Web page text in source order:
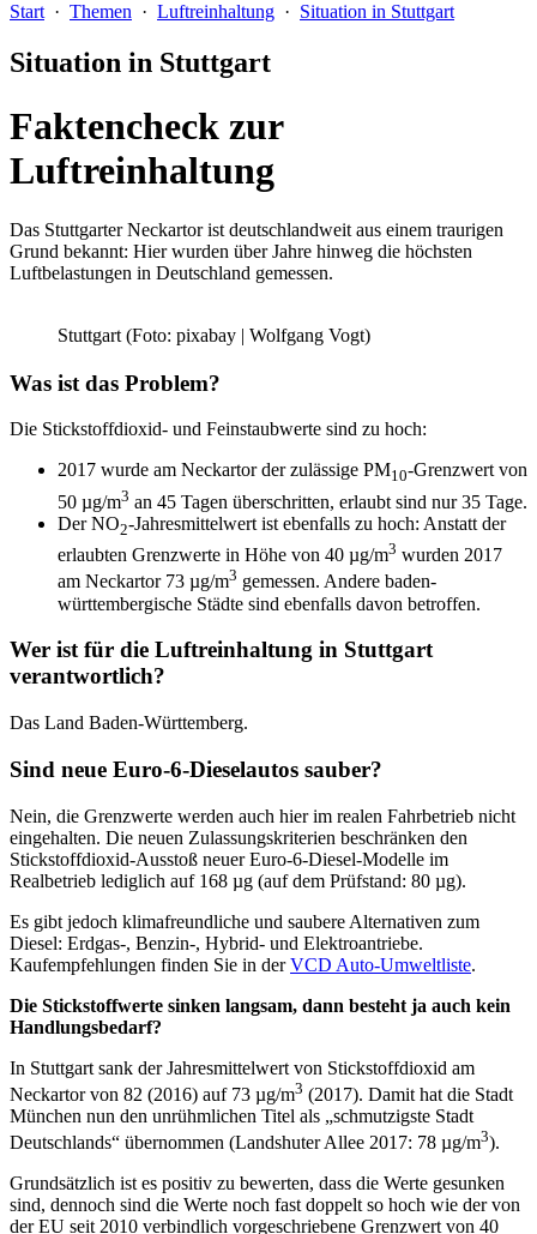
Start · Themen · Luftreinhaltung · Situation in Stuttgart
Situation in Stuttgart
Faktencheck zur
Luftreinhaltung
Das Stuttgarter Neckartor ist deutschlandweit aus einem traurigen
Grund bekannt: Hier wurden über Jahre hinweg die höchsten
Luftbelastungen in Deutschland gemessen.
Stuttgart (Foto: pixabay | Wolfgang Vogt)
Was ist das Problem?
Die Stickstoffdioxid- und Feinstaubwerte sind zu hoch:
2017 wurde am Neckartor der zulässige PM10-Grenzwert von
50 µg/m3 an 45 Tagen überschritten, erlaubt sind nur 35 Tage.
Der NO2-Jahresmittelwert ist ebenfalls zu hoch: Anstatt der
erlaubten Grenzwerte in Höhe von 40 µg/m3 wurden 2017
am Neckartor 73 µg/m3 gemessen. Andere baden-
württembergische Städte sind ebenfalls davon betroffen.
Wer ist für die Luftreinhaltung in Stuttgart
verantwortlich?
Das Land Baden-Württemberg.
Sind neue Euro-6-Dieselautos sauber?
Nein, die Grenzwerte werden auch hier im realen Fahrbetrieb nicht
eingehalten. Die neuen Zulassungskriterien beschränken den
Stickstoffdioxid-Ausstoß neuer Euro-6-Diesel-Modelle im
Realbetrieb lediglich auf 168 µg (auf dem Prüfstand: 80 µg).
Es gibt jedoch klimafreundliche und saubere Alternativen zum
Diesel: Erdgas-, Benzin-, Hybrid- und Elektroantriebe.
Kaufempfehlungen finden Sie in derVCD Auto-Umweltliste.
Die Stickstoffwerte sinken langsam, dann besteht ja auch kein
Handlungsbedarf?
In Stuttgart sank der Jahresmittelwert von Stickstoffdioxid am
Neckartor von 82 (2016) auf 73 µg/m3 (2017). Damit hat die Stadt
München nun den unrühmlichen Titel als „schmutzigste Stadt
Deutschlands“ übernommen (Landshuter Allee 2017: 78 µg/m3).
Grundsätzlich ist es positiv zu bewerten, dass die Werte gesunken
sind, dennoch sind die Werte noch fast doppelt so hoch wie der von
der EU seit 2010 verbindlich vorgeschriebene Grenzwert von 40